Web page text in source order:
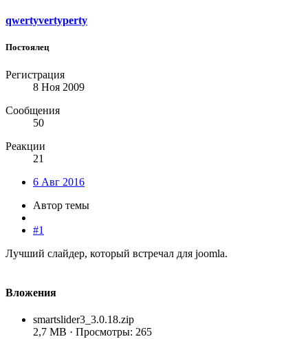
qwertyvertyperty
Постоялец
Регистрация
8 Ноя 2009
Сообщения
50
Реакции
21
6 Авг 2016
Автор темы
#1
Лучший слайдер, который встречал для joomla.
Вложения
smartslider3_3.0.18.zip
2,7 MB · Просмотры: 265